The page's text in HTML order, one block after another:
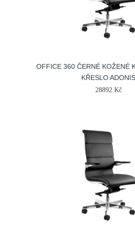
OFFICE 360 ČERNÉ KOŽENÉ
KŘESLO ADONIS
28892 Kč